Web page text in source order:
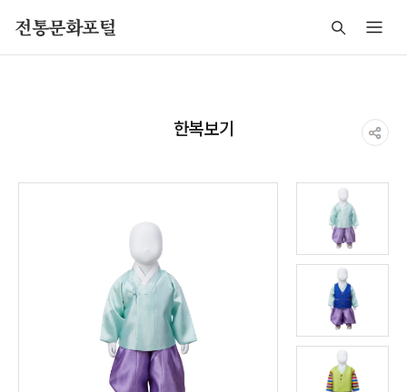
전통문화포털
한복보기